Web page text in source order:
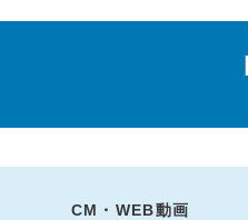
CM・WEB動画